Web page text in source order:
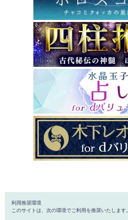
利用推奨環境
このサイトは、次の環境でご利用を推奨いたします。